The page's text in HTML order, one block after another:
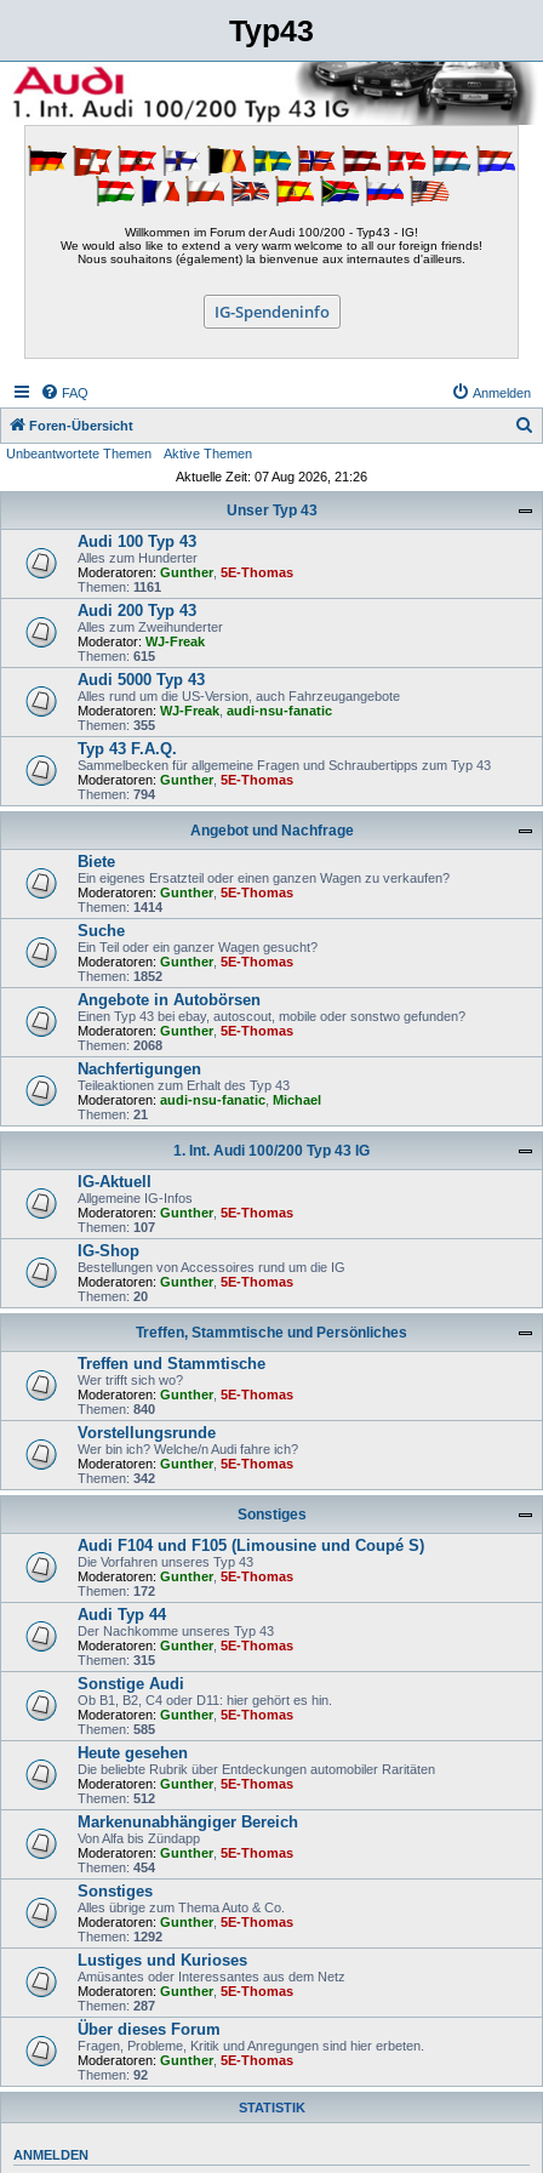
Typ43
Willkommen im Forum der Audi 100/200 - Typ43 - IG!
We would also like to extend a very warm welcome to all our foreign friends!
Nous souhaitons (également) la bienvenue aux internautes d'ailleurs.
IG-Spendeninfo
FAQ Anmelden
Foren-Übersicht
Unbeantwortete Themen
Aktive Themen
Aktuelle Zeit: 07 Aug 2026, 21:26
Unser Typ 43
Audi 100 Typ 43
Alles zum Hunderter
Moderatoren: Gunther, 5E-Thomas
Themen: 1161
Audi 200 Typ 43
Alles zum Zweihunderter
Moderator: WJ-Freak
Themen: 615
Audi 5000 Typ 43
Alles rund um die US-Version, auch Fahrzeugangebote
Moderatoren: WJ-Freak audi-nsu-fanatic
Themen: 355
Typ 43 F.A.Q.
Sammelbecken für allgemeine Fragen und Schraubertipps zum Typ 43
Moderatoren: Gunther, 5E-Thomas
Themen: 794
Angebot und Nachfrage
Biete
Ein eigenes Ersatzteil oder einen ganzen Wagen zu verkaufen?
Moderatoren: Gunther, 5E-Thomas
Themen: 1414
Suche
Ein Teil oder ein ganzer Wagen gesucht?
Moderatoren: Gunther, 5E-Thomas
Themen: 1852
Angebote in Autobörsen
Einen Typ 43 bei ebay, autoscout, mobile oder sonstwo gefunden?
Moderatoren: Gunther, 5E-Thomas
Themen: 2068
Nachfertigungen
Teileaktionen zum Erhalt des Typ 43
Moderatoren: audi-nsu-fanatic Michael
Themen: 21
1. Int. Audi 100/200 Typ 43 IG
IG-Aktuell
Allgemeine IG-Infos
Moderatoren: Gunther, 5E-Thomas
Themen: 107
IG-Shop
Bestellungen von Accessoires rund um die IG
Moderatoren: Gunther, 5E-Thomas
Themen: 20
Treffen, Stammtische und Persönliches
Treffen und Stammtische
Wer trifft sich wo?
Moderatoren: Gunther, 5E-Thomas
Themen: 840
Vorstellungsrunde
Wer bin ich? Welche/n Audi fahre ich?
Moderatoren: Gunther, 5E-Thomas
Themen: 342
Sonstiges
Audi F104 und F105 (Limousine und Coupé S)
Die Vorfahren unseres Typ 43
Moderatoren: Gunther, 5E-Thomas
Themen: 172
Audi Typ 44
Der Nachkomme unseres Typ 43
Moderatoren: Gunther, 5E-Thomas
Themen: 315
Sonstige Audi
Ob B1, B2, C4 oder D11: hier gehört es hin.
Moderatoren: Gunther, 5E-Thomas
Themen: 585
Heute gesehen
Die beliebte Rubrik über Entdeckungen automobiler Raritäten
Moderatoren: Gunther, 5E-Thomas
Themen: 512
Markenunabhängiger Bereich
Von Alfa bis Zündapp
Moderatoren: Gunther, 5E-Thomas
Themen: 454
Sonstiges
Alles übrige zum Thema Auto & Co.
Moderatoren: Gunther, 5E-Thomas
Themen: 1292
Lustiges und Kurioses
Amüsantes oder Interessantes aus dem Netz
Moderatoren: Gunther, 5E-Thomas
Themen: 287
Über dieses Forum
Fragen, Probleme, Kritik und Anregungen sind hier erbeten.
Moderatoren: Gunther, 5E-Thomas
Themen: 92
STATISTIK
ANMELDEN